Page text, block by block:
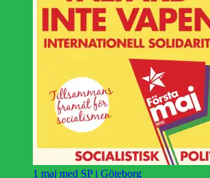
1 maj med SP i Göteborg